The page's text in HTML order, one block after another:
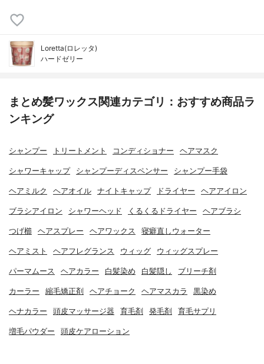
Loretta(ロレッタ)
ハードゼリー
まとめ髪ワックス関連カテゴリ：おすすめ商品ラ
ンキング
シャンプー トリートメント コンディショナー ヘアマスク
シャワーキャップ シャンプーディスペンサー シャンプー手袋
ヘアミルク ヘアオイル ナイトキャップ ドライヤー ヘアアイロン
ブラシアイロン シャワーヘッド くるくるドライヤー ヘアブラシ
つげ櫛 ヘアスプレー ヘアワックス 寝癖直しウォーター
ヘアミスト ヘアフレグランス ウィッグ ウィッグスプレー
パーマムース ヘアカラー 白髪染め 白髪隠し ブリーチ剤
カーラー 縮毛矯正剤 ヘアチョーク ヘアマスカラ 黒染め
ヘナカラー 頭皮マッサージ器 育毛剤 発毛剤 育毛サプリ
増毛パウダー 頭皮ケアローション